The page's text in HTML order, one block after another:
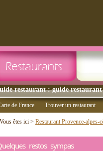
restaurant : guide
de France Trouver un restaurant
Vous êtes ici > Restaurant Provence-alpes-
restos sympas